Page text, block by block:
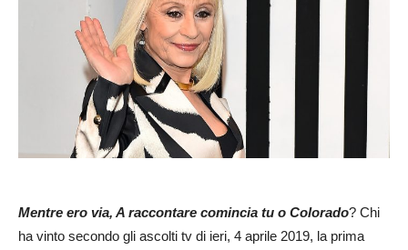
Mentre ero via, A raccontare comincia tu o Colorado? Chi
ha vinto secondo gli ascolti tv di ieri, 4 aprile 2019, la prima